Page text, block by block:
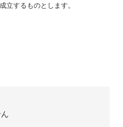
立するものとします。